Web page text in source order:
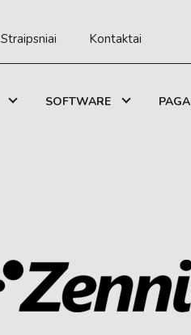
Straipsniai Kontaktai
SOFTWARE